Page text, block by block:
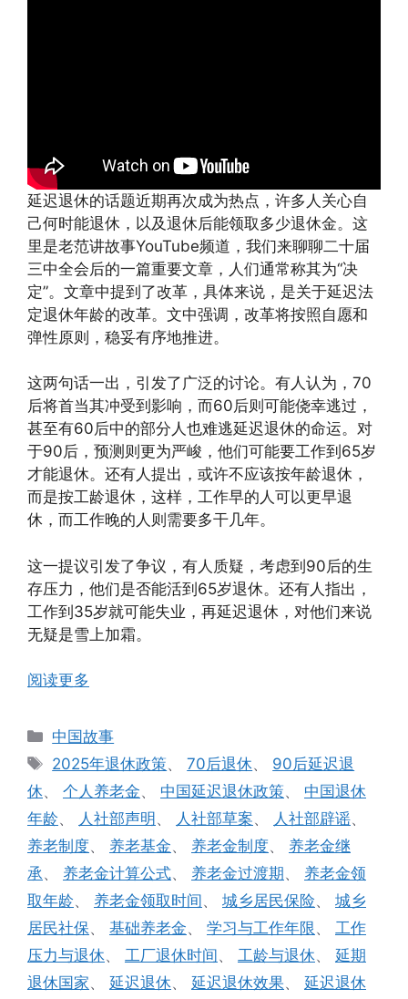
延迟退休的话题近期再次成为热点，许多人关心自
己何时能退休，以及退休后能领取多少退休金。这
里是老范讲故事YouTube频道，我们来聊聊二十届
三中全会后的一篇重要文章，人们通常称其为“决
定”。文章中提到了改革，具体来说，是关于延迟法
定退休年龄的改革。文中强调，改革将按照自愿和
弹性原则，稳妥有序地推进。
这两句话一出，引发了广泛的讨论。有人认为，70
后将首当其冲受到影响，而60后则可能侥幸逃过，
甚至有60后中的部分人也难逃延迟退休的命运。对
于90后，预测则更为严峻，他们可能要工作到65岁
才能退休。还有人提出，或许不应该按年龄退休，
而是按工龄退休，这样，工作早的人可以更早退
休，而工作晚的人则需要多干几年。
这一提议引发了争议，有人质疑，考虑到90后的生
存压力，他们是否能活到65岁退休。还有人指出，
工作到35岁就可能失业，再延迟退休，对他们来说
无疑是雪上加霜。
阅读更多
分
类
中国故事
标
2025年退休政策、70后退休、 90后延迟退
休、 个人养老金、 中国延迟退休政策、 中国退休
年龄、 人社部声明 、 人社部草案、 人社部辟谣、
养老制度、 养老基金、 养老金制度、 养老金继
承、 养老金计算公式、 养老金过渡期、 养老金领
取年龄、 养老金领取时间、 城乡居民保险、 城乡
居民社保、 基础养老金、 学习与工作年限 、 工作
压力与退休、 工厂退休时间、 工龄与退休、 延期
退休国家、 延迟退休、 延迟退休效果、 延迟退休